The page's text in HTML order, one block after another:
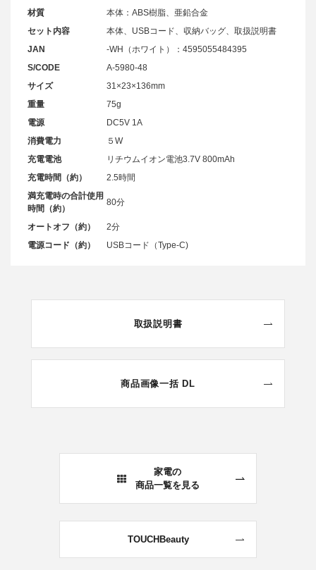
材質
本体：ABS樹脂、亜鉛合金
セット内容
本体、USBコード、収納バッグ、取扱説明書
JAN
-WH（ホワイト）：4595055484395
S/CODE
A-5980-48
サイズ
31×23×136mm
重量
75g
電源
DC5V 1A
消費電力
５W
充電電池
リチウムイオン電池3.7V 800mAh
充電時間（約）
2.5時間
満充電時の合計使用
時間（約）
80分
オートオフ（約）
2分
電源コード（約）
USBコード（Type-C)
取扱説明書
商品画像一括 DL
家電の
商品一覧を見る
TOUCHBeauty